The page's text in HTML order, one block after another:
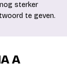
sterker
te geven.
A